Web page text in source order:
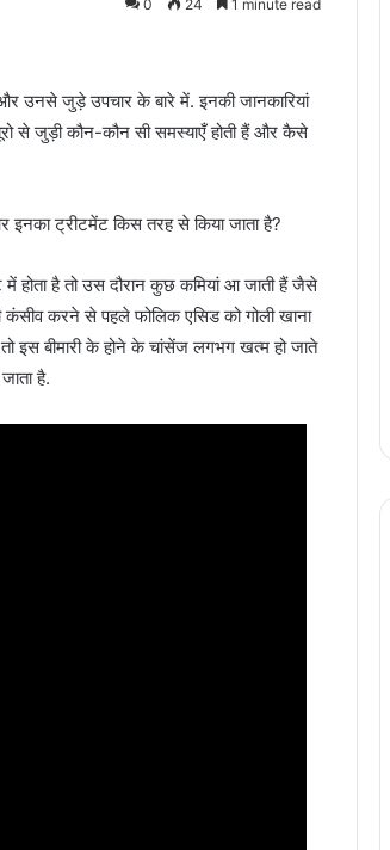
0 24 1 minute read
उनसे जुड़े उपचार के बारे में. इनकी जानकारियां
से जुड़ी कौन-कौन सी समस्याएँ होती हैं और कैसे
ट्रीटमेंट किस तरह से किया जाता है?
में होता है तो उस दौरान कुछ कमियां आ जाती हैं जैसे
करने से पहले फोलिक एसिड को गोली खाना
इस बीमारी के होने के चांसेंज लगभग खत्म हो जाते
है.